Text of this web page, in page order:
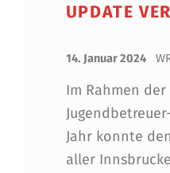
UPDATE
14. Januar 2024
Im Rahmen
Jahr konnte
aller